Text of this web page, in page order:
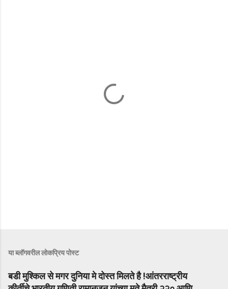
या ब्लॉगवरील लोकप्रिय पोस्ट
बडी मुश्किल से मगर दुनिया मे दोस्त मिलते है !आंतरराष्ट्रीय